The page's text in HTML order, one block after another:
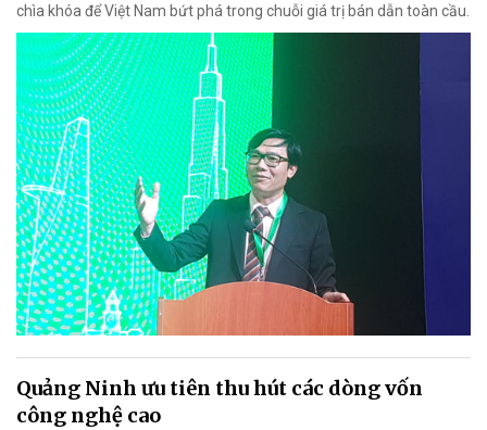
chìa khóa để Việt Nam bứt phá trong chuỗi giá trị bán dẫn toàn cầu.
Quảng Ninh ưu tiên thu hút các dòng vốn
công nghệ cao